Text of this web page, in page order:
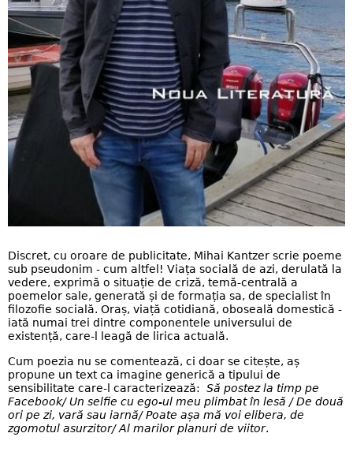
Discret, cu oroare de publicitate, Mihai Kantzer scrie poeme
sub pseudonim - cum altfel! Viața socială de azi, derulată la
vedere, exprimă o situație de criză, temă-centrală a
poemelor sale, generată și de formația sa, de specialist în
filozofie socială. Oraș, viață cotidiană, oboseală domestică -
iată numai trei dintre componentele universului de
existență, care-l leagă de lirica actuală.
Cum poezia nu se comentează, ci doar se citește, aș
propune un text ca imagine generică a tipului de
sensibilitate care-l caracterizează: Să postez la timp pe
Facebook/ Un selfie cu ego-ul meu plimbat în lesă / De două
ori pe zi, vară sau iarnă/ Poate așa mă voi elibera, de
zgomotul asurzitor/ Al marilor planuri de viitor.